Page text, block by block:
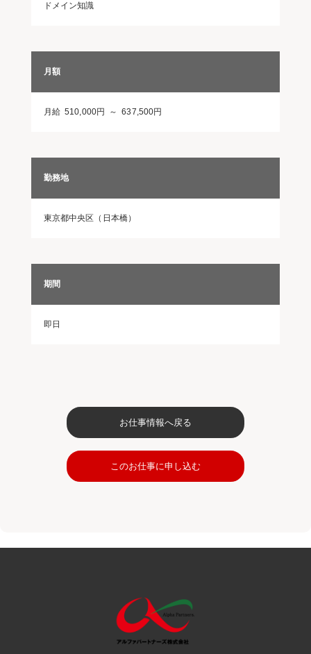
ドメイン知識
月額
月給 510,000円 ～ 637,500円
勤務地
東京都中央区（日本橋）
期間
即日
お仕事情報へ戻る
このお仕事に申し込む